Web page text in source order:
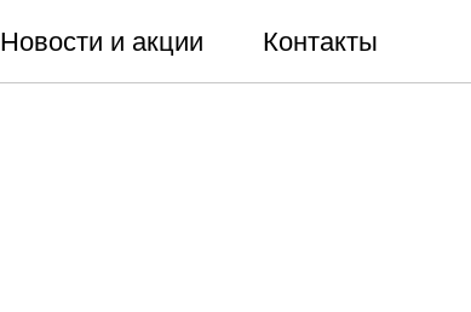
Новости и акции Контакты